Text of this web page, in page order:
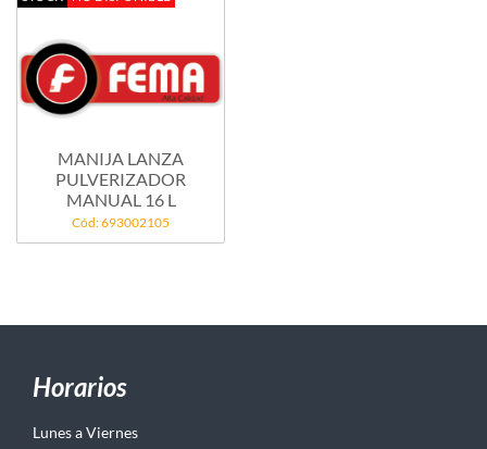
MANIJA LANZA
PULVERIZADOR
MANUAL 16 L
Cód: 693002105
Horarios
Lunes a Viernes